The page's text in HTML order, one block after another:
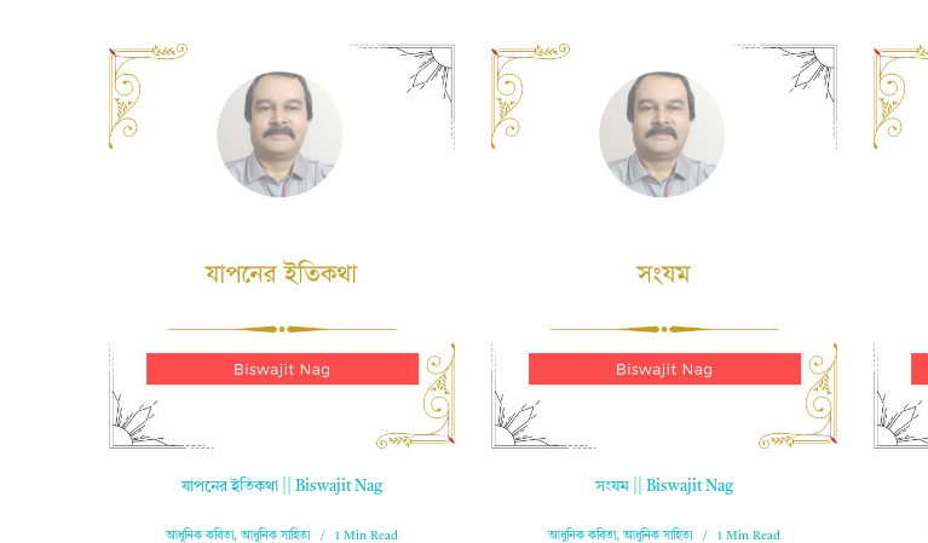
যাপনের ইতিকথা || Biswajit Nag
আধুনিক কবিতা,আধুনিক সাহিত্য 1 Min Read
সংযম || Biswajit Nag
আধুনিক কবিতা,আধুনিক সাহিত্য 1 Min Read